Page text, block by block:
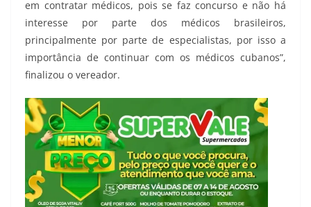
em contratar médicos, pois se faz concurso e não há
interesse por parte dos médicos brasileiros,
principalmente por parte de especialistas, por isso a
importância de continuar com os médicos cubanos”,
finalizou o vereador.